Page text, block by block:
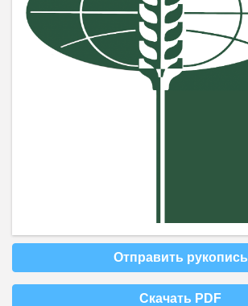
Отправить рукопись
Скачать PDF